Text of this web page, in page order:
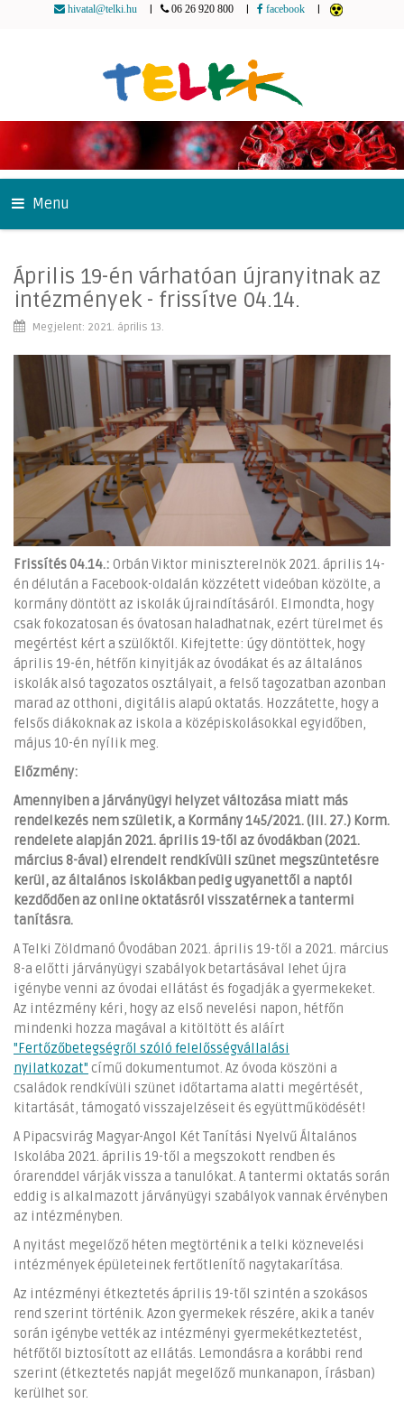
hivatal@telki.hu 06 26 920 800 facebook
Menu
Április 19-én várhatóan újranyitnak az
intézmények - frissítve 04.14.
Megjelent: 2021. április 13.
Frissítés 04.14.: Orbán Viktor miniszterelnök 2021. április 14-
én délután a Facebook-oldalán közzétett videóban közölte, a
kormány döntött az iskolák újraindításáról. Elmondta, hogy
csak fokozatosan és óvatosan haladhatnak, ezért türelmet és
megértést kért a szülőktől. Kifejtette: úgy döntöttek, hogy
április 19-én, hétfőn kinyitják az óvodákat és az általános
iskolák alsó tagozatos osztályait, a felső tagozatban azonban
marad az otthoni, digitális alapú oktatás. Hozzátette, hogy a
felsős diákoknak az iskola a középiskolásokkal egyidőben,
május 10-én nyílik meg.
Előzmény:
Amennyiben a járványügyi helyzet változása miatt más
rendelkezés nem születik, a Kormány 145/2021. (III. 27.) Korm.
rendelete alapján 2021. április 19-től az óvodákban (2021.
március 8-ával) elrendelt rendkívüli szünet megszüntetésre
kerül, az általános iskolákban pedig ugyanettől a naptól
kezdődően az online oktatásról visszatérnek a tantermi
tanításra.
A Telki Zöldmanó Óvodában 2021. április 19-től a 2021. március
8-a előtti járványügyi szabályok betartásával lehet újra
igénybe venni az óvodai ellátást és fogadják a gyermekeket.
Az intézmény kéri, hogy az első nevelési napon, hétfőn
mindenki hozza magával a kitöltött és aláírt
"Fertőzőbetegségről szóló felelősségvállalási
nyilatkozat" című dokumentumot. Az óvoda köszöni a
családok rendkívüli szünet időtartama alatti megértését,
kitartását, támogató visszajelzéseit és együttműködését!
A Pipacsvirág Magyar-Angol Két Tanítási Nyelvű Általános
Iskolába 2021. április 19-től a megszokott rendben és
órarenddel várják vissza a tanulókat. A tantermi oktatás során
eddig is alkalmazott járványügyi szabályok vannak érvényben
az intézményben.
A nyitást megelőző héten megtörténik a telki köznevelési
intézmények épületeinek fertőtlenítő nagytakarítása.
Az intézményi étkeztetés április 19-től szintén a szokásos
rend szerint történik. Azon gyermekek részére, akik a tanév
során igénybe vették az intézményi gyermekétkeztetést,
hétfőtől biztosított az ellátás. Lemondásra a korábbi rend
szerint (étkeztetés napját megelőző munkanapon, írásban)
kerülhet sor.